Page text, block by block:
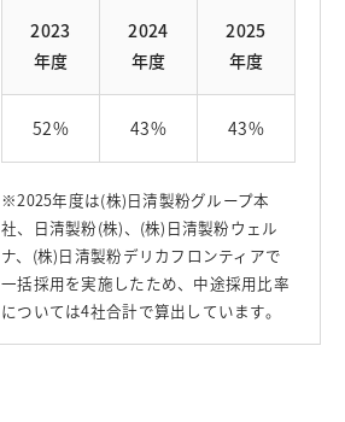
2023
年度
2024
年度
2025
年度
52% 43% 43%
※2025年度は(株)日清製粉グループ本
社、日清製粉(株)、(株)日清製粉ウェル
ナ、(株)日清製粉デリカフロンティアで
一括採用を実施したため、中途採用比率
については4社合計で算出しています。